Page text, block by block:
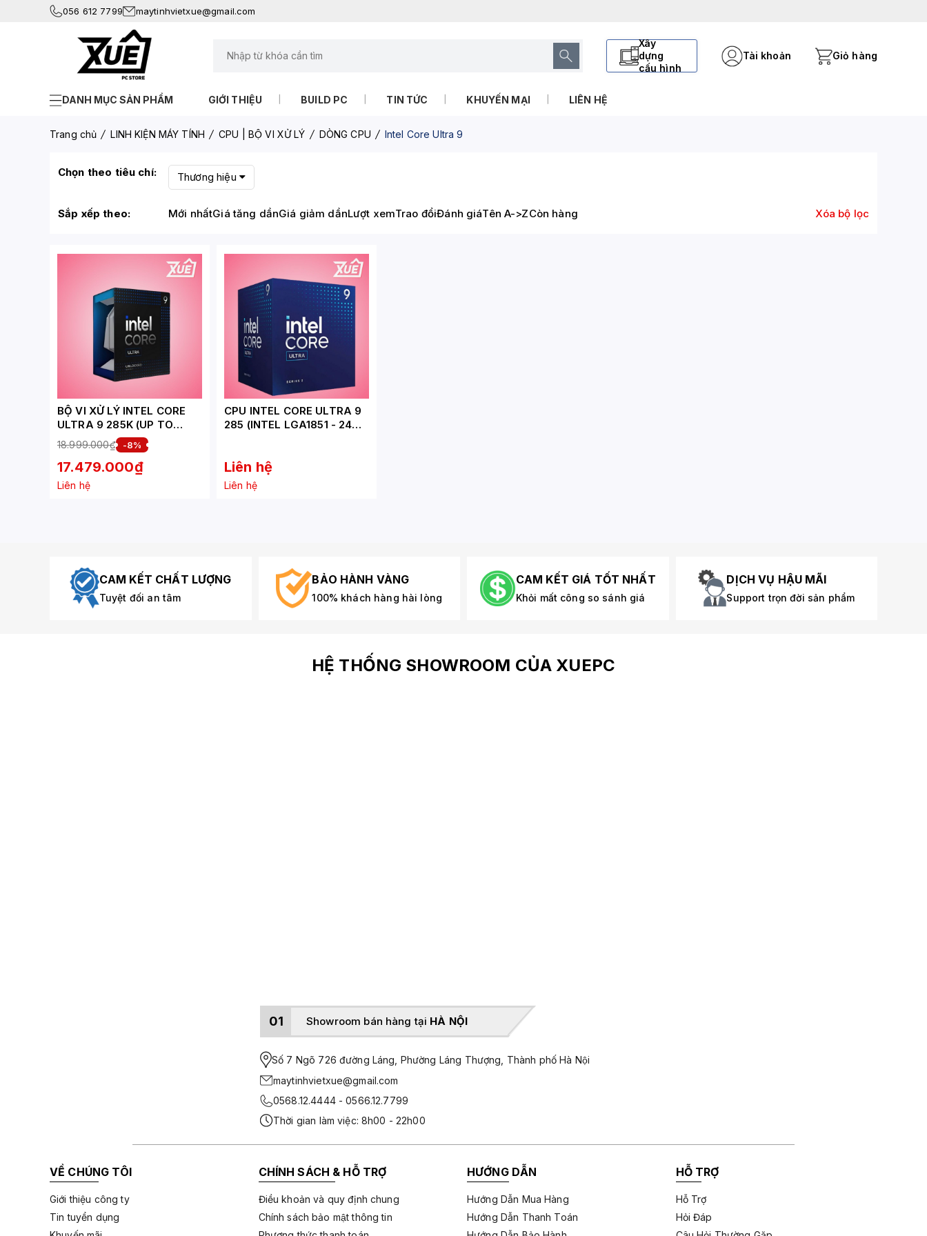
056 612 7799 maytinhvietxue@gmail.com
Xây
dựng
cấu hình
Tài khoản Giỏ hàng
DANH MỤC SẢN PHẨM GIỚI THIỆU BUILD PC TIN TỨC KHUYẾN MẠI LIÊN HỆ
Trang chủ LINH KIỆN MÁY TÍNH CPU | BỘ VI XỬ LÝ DÒNG CPU Intel Core Ultra 9
Chọn theo tiêu chí: Thương hiệu
Sắp xếp theo: Mới nhấtGiá tăng dầnGiá giảm dầnLượt xemTrao đổiĐánh giáTên A->ZCòn hàng Xóa bộ lọc
BỘ VI XỬ LÝ INTEL CORE
ULTRA 9 285K (UP TO
5.5Ghz, 24 NHÂN 24
LUỒNG, 36MB CACHE,
125W)
18.999.000₫ -8%
17.479.000₫
Liên hệ
CPU INTEL CORE ULTRA 9
285 (INTEL LGA1851 - 24
CACHE 36MB)
Liên hệ
Liên hệ
CAM KẾT CHẤT LƯỢNG
Tuyệt đối an tâm
BẢO HÀNH VÀNG
100% khách hàng hài lòng
CAM KẾT GIÁ TỐT NHẤT
Khỏi mất công so sánh giá
DỊCH VỤ HẬU MÃI
Support trọn đời sản phẩm
HỆ THỐNG SHOWROOM CỦA XUEPC
01 Showroom bán hàng tại HÀ NỘI
Số 7 Ngõ 726 đường Láng, Phường Láng Thượng, Thành phố Hà Nội
maytinhvietxue@gmail.com
0568.12.4444 - 0566.12.7799
Thời gian làm việc: 8h00 - 22h00
VỀ CHÚNG TÔI
Giới thiệu công ty
Tin tuyển dụng
CHÍNH SÁCH & HỖ TRỢ
Điều khoản và quy định chung
Chính sách bảo mật thông tin
HƯỚNG DẪN
Hướng Dẫn Mua Hàng
Hướng Dẫn Thanh Toán
HỖ TRỢ
Hỗ Trợ
Hỏi Đáp